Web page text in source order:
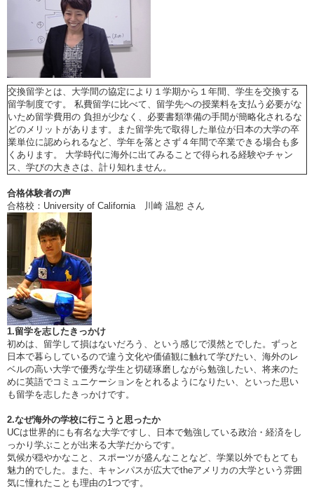
交換留学とは、大学間の協定により１学期から１年間、学生を交換する
留学制度です。 私費留学に比べて、留学先への授業料を支払う必要がな
いため留学費用の 負担が少なく、必要書類準備の手間が簡略化されるな
どのメリットがあります。また留学先で取得した単位が日本の大学の卒
業単位に認められるなど、学年を落とさず４年間で卒業できる場合も多
くあります。 大学時代に海外に出てみることで得られる経験やチャン
ス、学びの大きさは、計り知れません。
合格体験者の声
合格校：University of California 川崎 温恕 さん
1.留学を志したきっかけ
初めは、留学して損はないだろう、という感じで漠然とでした。ずっと
日本で暮らしているので違う文化や価値観に触れて学びたい、海外のレ
ベルの高い大学で優秀な学生と切磋琢磨しながら勉強したい、将来のた
めに英語でコミュニケーションをとれるようになりたい、といった思い
も留学を志したきっかけです。
2.なぜ海外の学校に行こうと思ったか
UCは世界的にも有名な大学ですし、日本で勉強している政治・経済をし
っかり学ぶことが出来る大学だからです。
気候が穏やかなこと、スポーツが盛んなことなど、学業以外でもとても
魅力的でした。また、キャンパスが広大でtheアメリカの大学という雰囲
気に憧れたことも理由の1つです。